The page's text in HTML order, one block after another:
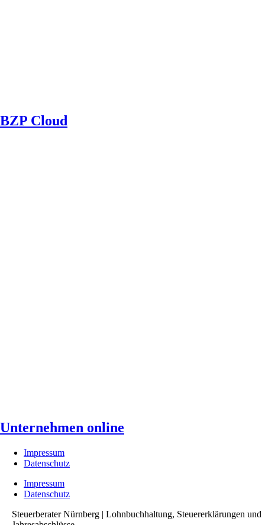
BZP Cloud
Unternehmen online
Impressum
Datenschutz
Impressum
Datenschutz
Steuerberater Nürnberg | Lohnbuchhaltung, Steuererklärungen und